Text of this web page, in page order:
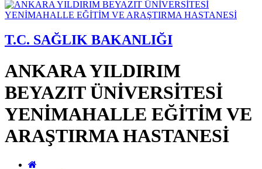
T.C. SAĞLIK BAKANLIĞI
ANKARA YILDIRIM
BEYAZIT ÜNİVERSİTESİ
YENİMAHALLE EĞİTİM VE
ARAŞTIRMA HASTANESİ